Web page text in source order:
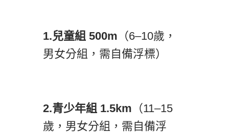
1.兒童組 500m （6–10歲，
男女分組，需自備浮標）
2.青少年組 1.5km （11–15
歲，男女分組，需自備浮